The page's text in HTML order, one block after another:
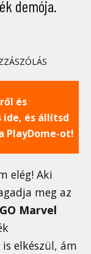
demója.
és
és állítsd
PlayDome-ot!
elég! Aki
meg az
Marvel
elkészül, ám